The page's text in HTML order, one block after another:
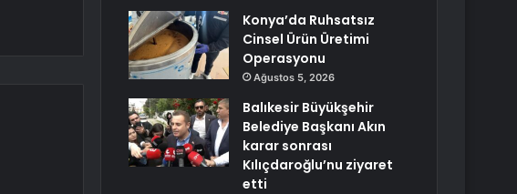
Konya’da Ruhsatsız
Cinsel Ürün Üretimi
Operasyonu
Ağustos 5, 2026
Balıkesir Büyükşehir
Belediye Başkanı Akın
karar sonrası
Kılıçdaroğlu’nu ziyaret
etti